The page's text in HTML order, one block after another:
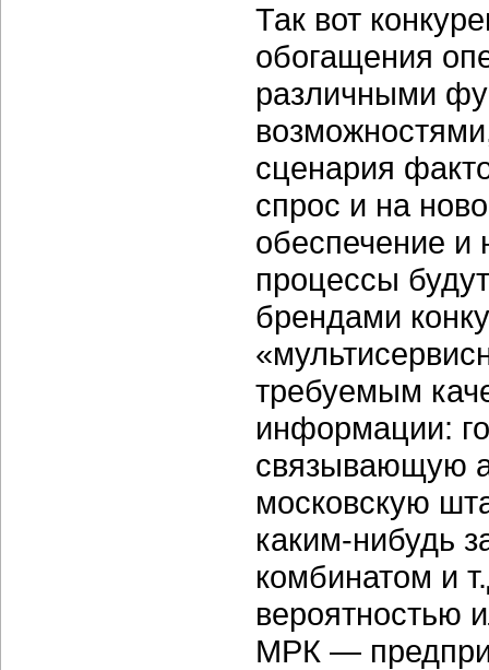
Так вот
обогащения
различными
сценария
спрос и на
обеспечение и
процессы
брендами
требуемым
информации:
связывающую
московскую
каким-нибудь
комбинатом и
вероятностью
МРК —